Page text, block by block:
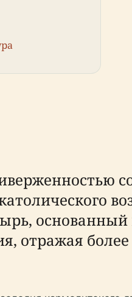
отражая